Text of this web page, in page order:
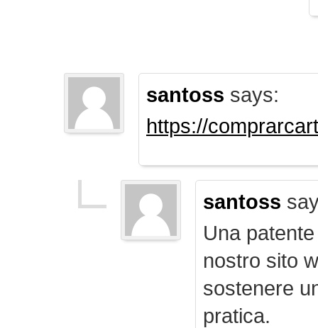
santoss says:
https://
santoss
Una
nostro sito
sostenere
pratica.